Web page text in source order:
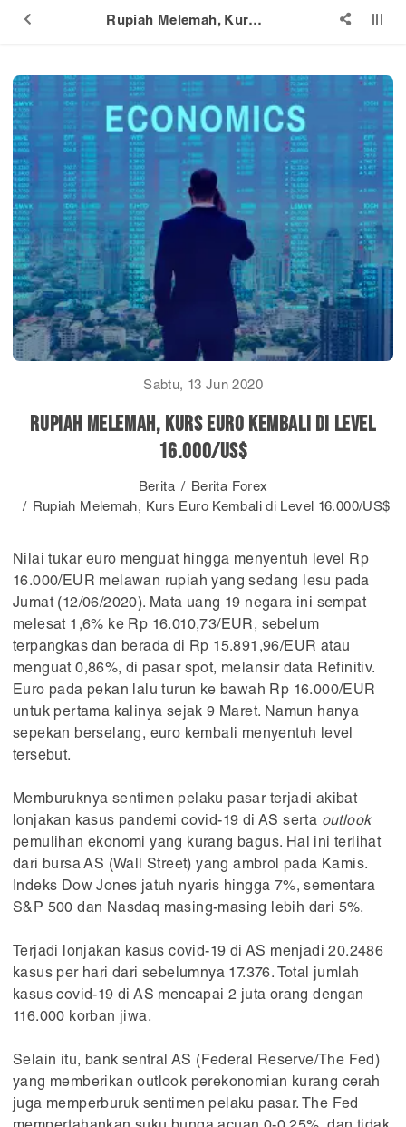
Rupiah Melemah, Kurs Euro Kembali di Level 16.000/US$
Sabtu, 13 Jun 2020
Rupiah Melemah, Kurs Euro Kembali di Level
16.000/US$
Berita
Berita Forex
Rupiah Melemah, Kurs Euro Kembali di Level 16.000/US$
Nilai tukar euro menguat hingga menyentuh level Rp
16.000/EUR melawan rupiah yang sedang lesu pada
Jumat (12/06/2020). Mata uang 19 negara ini sempat
melesat 1,6% ke Rp 16.010,73/EUR, sebelum
terpangkas dan berada di Rp 15.891,96/EUR atau
menguat 0,86%, di pasar spot, melansir data Refinitiv.
Euro pada pekan lalu turun ke bawah Rp 16.000/EUR
untuk pertama kalinya sejak 9 Maret. Namun hanya
sepekan berselang, euro kembali menyentuh level
tersebut.
Memburuknya sentimen pelaku pasar terjadi akibat
lonjakan kasus pandemi covid-19 di AS serta outlook
pemulihan ekonomi yang kurang bagus. Hal ini terlihat
dari bursa AS (Wall Street) yang ambrol pada Kamis.
Indeks Dow Jones jatuh nyaris hingga 7%, sementara
S&P 500 dan Nasdaq masing-masing lebih dari 5%.
Terjadi lonjakan kasus covid-19 di AS menjadi 20.2486
kasus per hari dari sebelumnya 17.376. Total jumlah
kasus covid-19 di AS mencapai 2 juta orang dengan
116.000 korban jiwa.
Selain itu, bank sentral AS (Federal Reserve/The Fed)
yang memberikan outlook perekonomian kurang cerah
juga memperburuk sentimen pelaku pasar. The Fed